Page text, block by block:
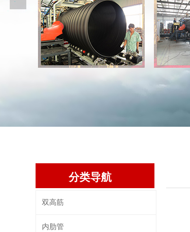
分类导航
双高筋
内肋管